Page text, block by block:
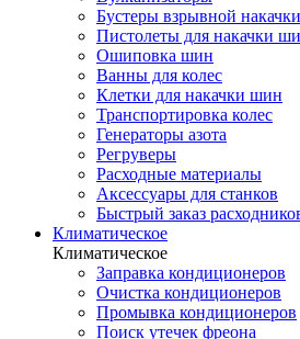
Бустеры взрывной накачки
Пистолеты для накачки
Ошиповка шин
Ванны для колес
Клетки для накачки шин
Транспортировка колес
Генераторы азота
Регруверы
Расходные материалы
Аксессуары для станков
Быстрый заказ
Климатическое
Климатическое
Заправка кондиционеров
Очистка кондиционеров
Промывка кондиционеров
Поиск утечек фреона